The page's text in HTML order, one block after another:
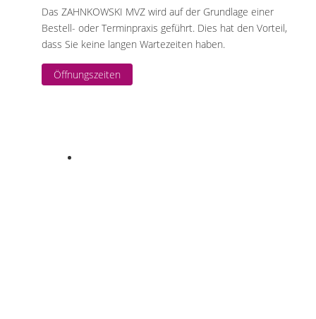
Das ZAHNKOWSKI MVZ wird auf der Grundlage einer
Bestell- oder Terminpraxis geführt. Dies hat den Vorteil,
dass Sie keine langen Wartezeiten haben.
Öffnungszeiten